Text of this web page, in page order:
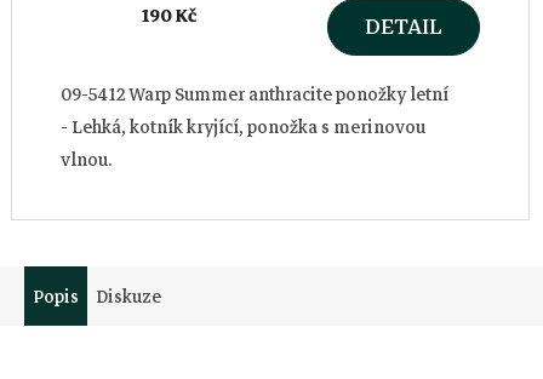
190 Kč DETAIL
09-5412 Warp Summer anthracite ponožky letní
- Lehká, kotník kryjící, ponožka s merinovou
vlnou.
Popis Diskuze